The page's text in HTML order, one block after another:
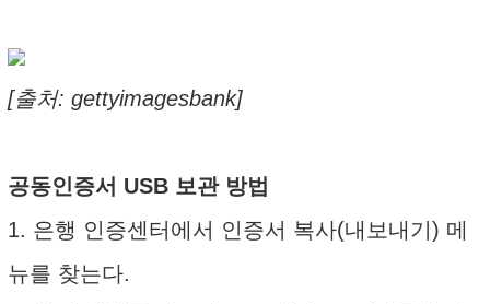
[출처: gettyimagesbank]
공동인증서 USB 보관 방법
1. 은행 인증센터에서 인증서 복사(내보내기) 메
뉴를 찾는다.